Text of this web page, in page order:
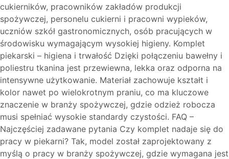
cukierników, pracowników zakładów produkcji
spożywczej, personelu cukierni i pracowni wypieków,
uczniów szkół gastronomicznych, osób pracujących w
środowisku wymagającym wysokiej higieny. Komplet
piekarski – higiena i trwałość Dzięki połączeniu bawełny i
poliestru tkanina jest przewiewna, lekka oraz odporna na
intensywne użytkowanie. Materiał zachowuje kształt i
kolor nawet po wielokrotnym praniu, co ma kluczowe
znaczenie w branży spożywczej, gdzie odzież robocza
musi spełniać wysokie standardy czystości. FAQ –
Najczęściej zadawane pytania Czy komplet nadaje się do
pracy w piekarni? Tak, model został zaprojektowany z
myślą o pracy w branży spożywczej, gdzie wymagana jest